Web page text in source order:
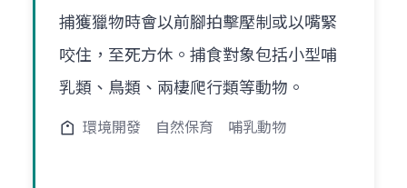
捕獲獵物時會以前腳拍擊壓制或以嘴緊
咬住，至死方休。捕食對象包括小型哺
乳類、鳥類、兩棲爬行類等動物。
環境開發 自然保育 哺乳動物